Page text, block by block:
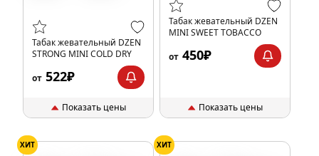
Табак жевательный DZEN
STRONG MINI COLD DRY
от 522₽
Показать цены
Табак жевательный DZEN
MINI SWEET TOBACCO
от 450₽
Показать цены
ХИТ ХИТ